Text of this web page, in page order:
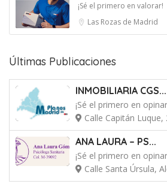
¡Sé el primero en valorar!
Las Rozas de Madrid
Últimas Publicaciones
INMOBILIARIA CGS...
¡Sé el primero en
Calle Capitán Luque,
ANA LAURA – PS...
¡Sé el primero en
Calle Santa Úrsula,